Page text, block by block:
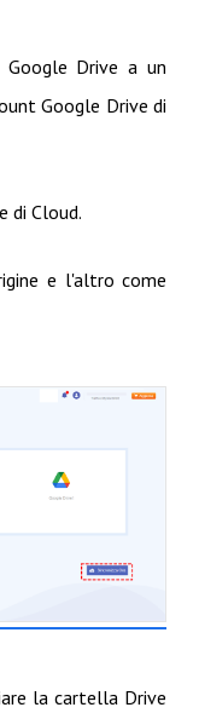
Drive a un
Google Drive di
di Cloud.
e l'altro come
la cartella Drive